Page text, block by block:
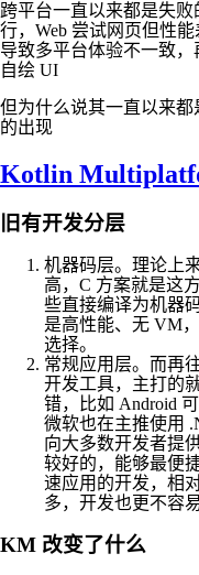
跨平台一直以来都是失
行，Web 尝试网页但性
导致多平台体验不一致
自绘 UI
但为什么说其一直以来都
的出现
Kotlin
旧有开发分层
机器码层。理论上
高，C 方案就是这
些直接编译为机器
是高性能、无 VM
选择。
常规应用层。而再
开发工具，主打的
错，比如 Android
微软也在主推使用
向大多数开发者提
较好的，能够最便
速应用的开发，相
多，开发也更不容
KM 改变了什么